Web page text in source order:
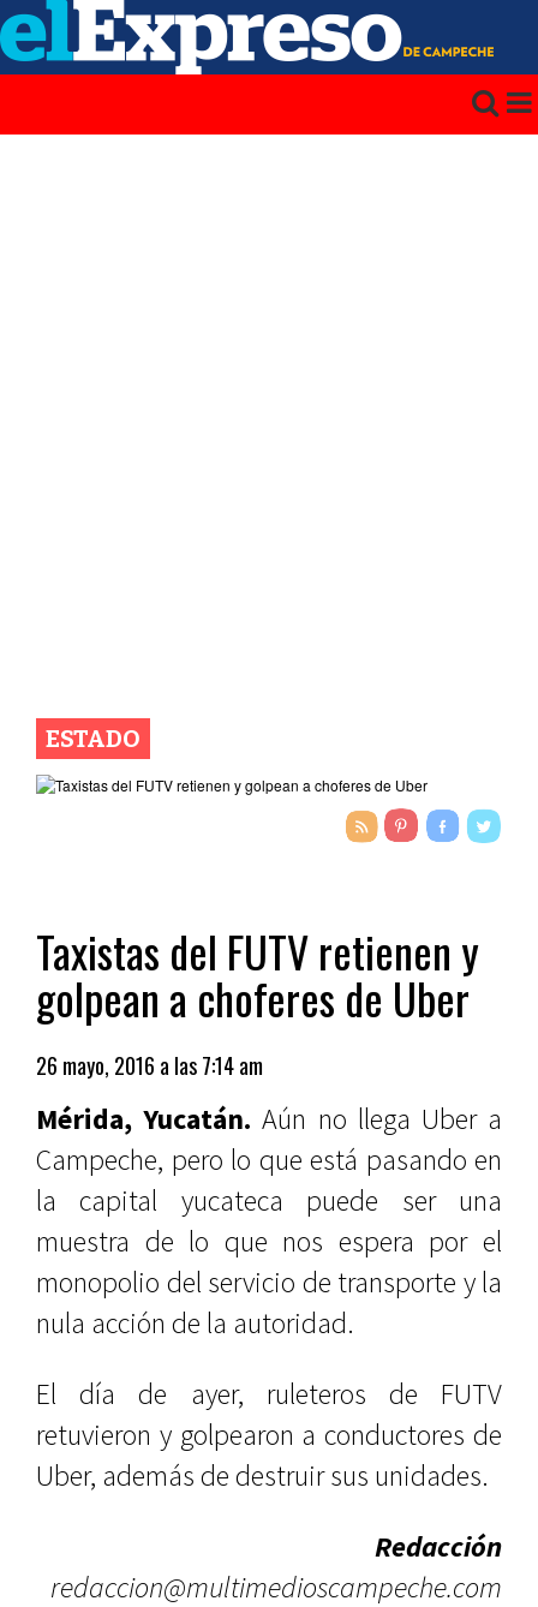
ESTADO
Taxistas del FUTV retienen y
golpean a choferes de Uber
26 mayo, 2016 a las 7:14 am
Mérida, Yucatán. Aún no llega Uber a
Campeche, pero lo que está pasando en
la capital yucateca puede ser una
muestra de lo que nos espera por el
monopolio del servicio de transporte y la
nula acción de la autoridad.
El día de ayer, ruleteros de FUTV
retuvieron y golpearon a conductores de
Uber, además de destruir sus unidades.
Redacción
redaccion@multimedioscampeche.com